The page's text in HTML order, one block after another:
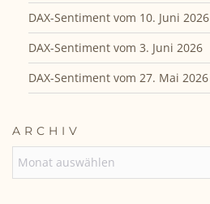
DAX-Sentiment vom 10. Juni 2026
DAX-Sentiment vom 3. Juni 2026
DAX-Sentiment vom 27. Mai 2026
ARCHIV